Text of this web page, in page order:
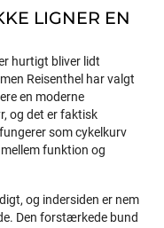
LIGNER EN
hurtigt bliver lidt
Reisenthel har valgt
en moderne
og det er faktisk
som cykelkurv
funktion og
og indersiden er nem
Den forstærkede bund